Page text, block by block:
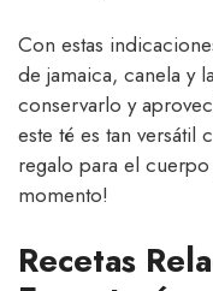
Con estas
de jamaica, canela y
conservarlo y
este té es tan versátil
regalo para el
momento!
Recetas